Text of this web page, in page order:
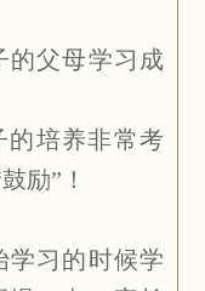
的父母学习成
的培养非常考
励”！
学习的时候学